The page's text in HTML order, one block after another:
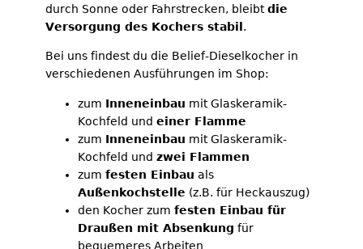
durch Sonne oder Fahrstrecken, bleibtdie
Versorgung des Kochers stabil .
Bei uns findest du die Belief-Dieselkocher in
verschiedenen Ausführungen im Shop:
zum Inneneinbau mit Glaskeramik-
Kochfeld und einer Flamme
zum Inneneinbau mit Glaskeramik-
Kochfeld und zwei Flammen
zum festen Einbau als
Außenkochstelle (z.B. für Heckauszug)
den Kocher zum festen Einbau für
Draußen mit Absenkung für
bequemeres Arbeiten